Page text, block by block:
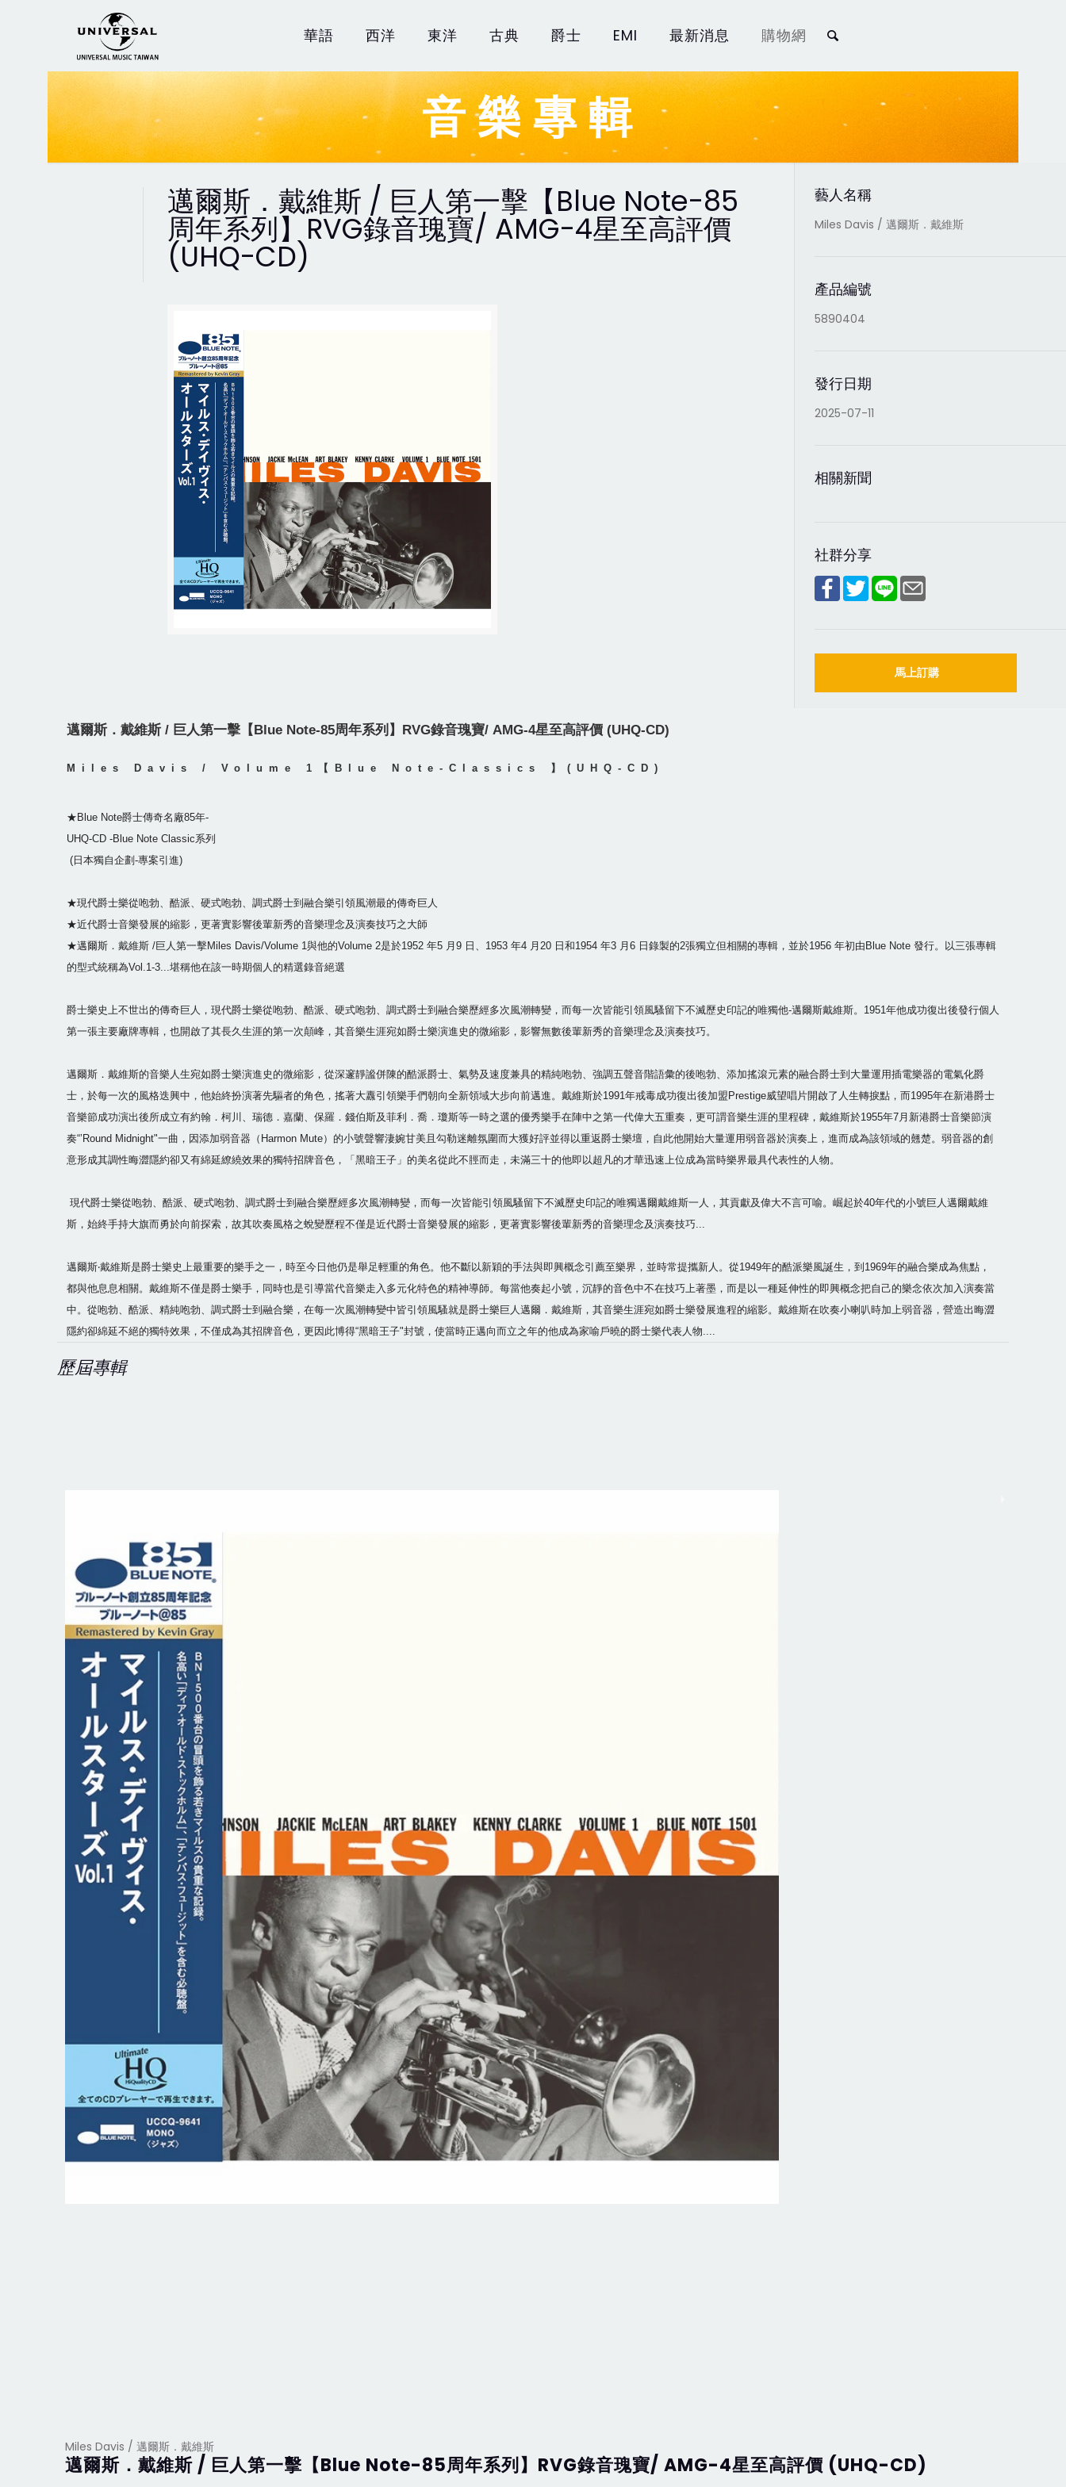
華語 西洋 東洋 古典 爵士 EMI 最新消息 購物網
音樂專輯
邁爾斯．戴維斯 / 巨人第一擊【Blue Note-85
周年系列】RVG錄音瑰寶/ AMG-4星至高評價
(UHQ-CD)
藝人名稱
Miles Davis / 邁爾斯．戴維斯
產品編號
5890404
發行日期
2025-07-11
相關新聞
社群分享
馬上訂購
邁爾斯．戴維斯 / 巨人第一擊【Blue Note-85周年系列】RVG錄音瑰寶/ AMG-4星至高評價 (UHQ-CD)
Miles Davis / Volume 1【Blue Note-Classics 】(UHQ-CD)
★Blue Note爵士傳奇名廠85年-
UHQ-CD -Blue Note Classic系列
(日本獨自企劃-專案引進)
★現代爵士樂從咆勃、酷派、硬式咆勃、調式爵士到融合樂引領風潮最的傳奇巨人
★近代爵士音樂發展的縮影，更著實影響後輩新秀的音樂理念及演奏技巧之大師
★邁爾斯．戴維斯 /巨人第一擊Miles Davis/Volume 1與他的Volume 2是於1952 年5 月9 日、1953 年4 月20 日和1954 年3 月6 日錄製的2張獨立但相關的專輯，並於1956 年初由Blue Note 發行。以三張專輯
的型式統稱為Vol.1-3...堪稱他在該一時期個人的精選錄音絕選
爵士樂史上不世出的傳奇巨人，現代爵士樂從咆勃、酷派、硬式咆勃、調式爵士到融合樂歷經多次風潮轉變，而每一次皆能引領風騷留下不滅歷史印記的唯獨他-邁爾斯戴維斯。1951年他成功復出後發行個人
第一張主要廠牌專輯，也開啟了其長久生涯的第一次顛峰，其音樂生涯宛如爵士樂演進史的微縮影，影響無數後輩新秀的音樂理念及演奏技巧。
邁爾斯．戴維斯的音樂人生宛如爵士樂演進史的微縮影，從深邃靜謐併陳的酷派爵士、氣勢及速度兼具的精純咆勃、強調五聲音階語彙的後咆勃、添加搖滾元素的融合爵士到大量運用插電樂器的電氣化爵
士，於每一次的風格迭興中，他始終扮演著先驅者的角色，搖著大纛引領樂手們朝向全新領域大步向前邁進。戴維斯於1991年戒毒成功復出後加盟Prestige威望唱片開啟了人生轉捩點，而1995年在新港爵士
音樂節成功演出後所成立有約翰．柯川、瑞德．嘉蘭、保羅．錢伯斯及菲利．喬．瓊斯等一時之選的優秀樂手在陣中之第一代偉大五重奏，更可謂音樂生涯的里程碑，戴維斯於1955年7月新港爵士音樂節演
奏“’Round Midnight"一曲，因添加弱音器（Harmon Mute）的小號聲響淒婉甘美且勾勒迷離氛圍而大獲好評並得以重返爵士樂壇，自此他開始大量運用弱音器於演奏上，進而成為該領域的翹楚。弱音器的創
意形成其調性晦澀隱約卻又有綿延繚繞效果的獨特招牌音色，「黑暗王子」的美名從此不脛而走，未滿三十的他即以超凡的才華迅速上位成為當時樂界最具代表性的人物。
現代爵士樂從咆勃、酷派、硬式咆勃、調式爵士到融合樂歷經多次風潮轉變，而每一次皆能引領風騷留下不滅歷史印記的唯獨邁爾戴維斯一人，其貢獻及偉大不言可喻。崛起於40年代的小號巨人邁爾戴維
斯，始終手持大旗而勇於向前探索，故其吹奏風格之蛻變歷程不僅是近代爵士音樂發展的縮影，更著實影響後輩新秀的音樂理念及演奏技巧...
邁爾斯‧戴維斯是爵士樂史上最重要的樂手之一，時至今日他仍是舉足輕重的角色。他不斷以新穎的手法與即興概念引薦至樂界，並時常提攜新人。從1949年的酷派樂風誕生，到1969年的融合樂成為焦點，
都與他息息相關。戴維斯不僅是爵士樂手，同時也是引導當代音樂走入多元化特色的精神導師。每當他奏起小號，沉靜的音色中不在技巧上著墨，而是以一種延伸性的即興概念把自己的樂念依次加入演奏當
中。從咆勃、酷派、精純咆勃、調式爵士到融合樂，在每一次風潮轉變中皆引領風騷就是爵士樂巨人邁爾．戴維斯，其音樂生涯宛如爵士樂發展進程的縮影。戴維斯在吹奏小喇叭時加上弱音器，營造出晦澀
隱約卻綿延不絕的獨特效果，不僅成為其招牌音色，更因此博得“黑暗王子"封號，使當時正邁向而立之年的他成為家喻戶曉的爵士樂代表人物....
歷屆專輯
Miles Davis / 邁爾斯．戴維斯
邁爾斯．戴維斯 / 巨人第一擊【Blue Note-85周年系列】RVG錄音瑰寶/ AMG-4星至高評價 (UHQ-CD)